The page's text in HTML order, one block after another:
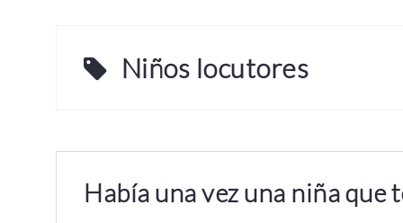
Niños locutores
Había una vez una niña que